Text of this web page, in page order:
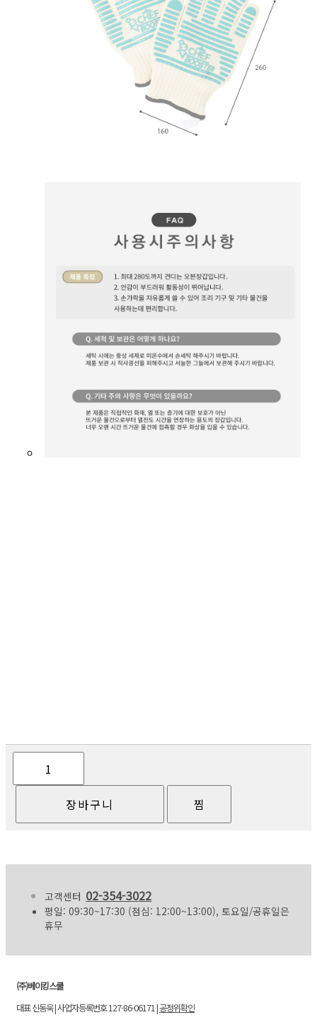
고객센터 02-354-3022
평일: 09:30~17:30 (점심: 12:00~13:00), 토요일/공휴일은
휴무
(주)베이킹스쿨
대표 신동욱 | 사업자등록번호 127-86-06171 |공정위확인